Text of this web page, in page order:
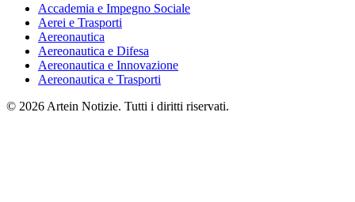
Accademia e Impegno Sociale
Aerei e Trasporti
Aereonautica
Aereonautica e Difesa
Aereonautica e Innovazione
Aereonautica e Trasporti
© 2026 Artein Notizie. Tutti i diritti riservati.